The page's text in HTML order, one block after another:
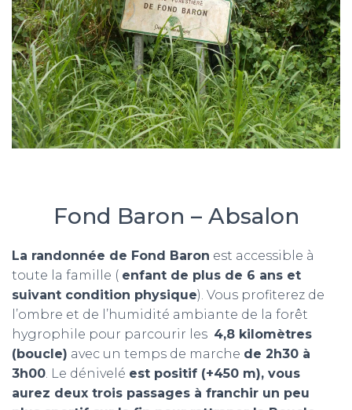
Fond Baron – Absalon
La randonnée de Fond Baron est accessible à
toute la famille ( enfant de plus de 6 ans et
suivant condition physique). Vous profiterez de
l’ombre et de l’humidité ambiante de la forêt
hygrophile pour parcourir les 4,8 kilomètres
(boucle) avec un temps de marche de 2h30 à
3h00 . Le dénivelé est positif (+450 m), vous
aurez deux trois passages à franchir un peu